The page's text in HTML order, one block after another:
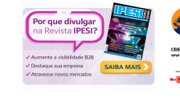
Indústria Xperience 2022
Disponível on demand na
Xperience:https://